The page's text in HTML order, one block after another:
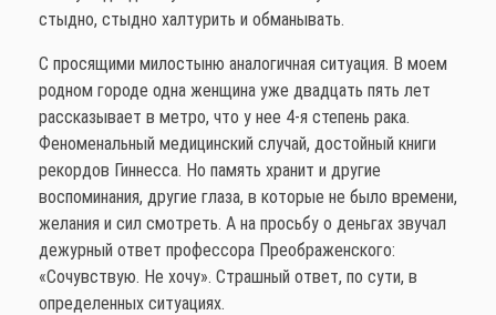
стыдно, стыдно халтурить и обманывать.
С просящими милостыню аналогичная ситуация. В моем
родном городе одна женщина уже двадцать пять лет
рассказывает в метро, что у нее 4-я степень рака.
Феноменальный медицинский случай, достойный книги
рекордов Гиннесса. Но память хранит и другие
воспоминания, другие глаза, в которые не было времени,
желания и сил смотреть. А на просьбу о деньгах звучал
дежурный ответ профессора Преображенского:
«Сочувствую. Не хочу». Страшный ответ, по сути, в
определенных ситуациях.